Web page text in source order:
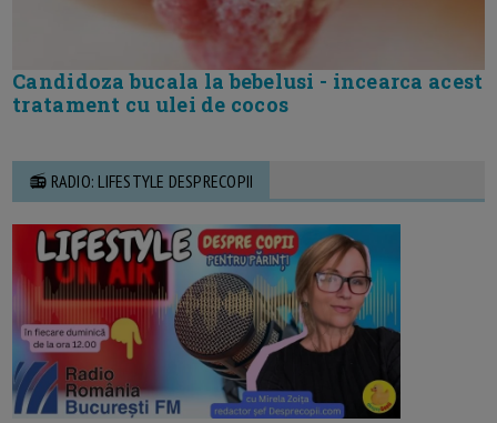
Candidoza bucala la bebelusi - incearca acest
tratament cu ulei de cocos
📻 RADIO: LIFESTYLE DESPRECOPII